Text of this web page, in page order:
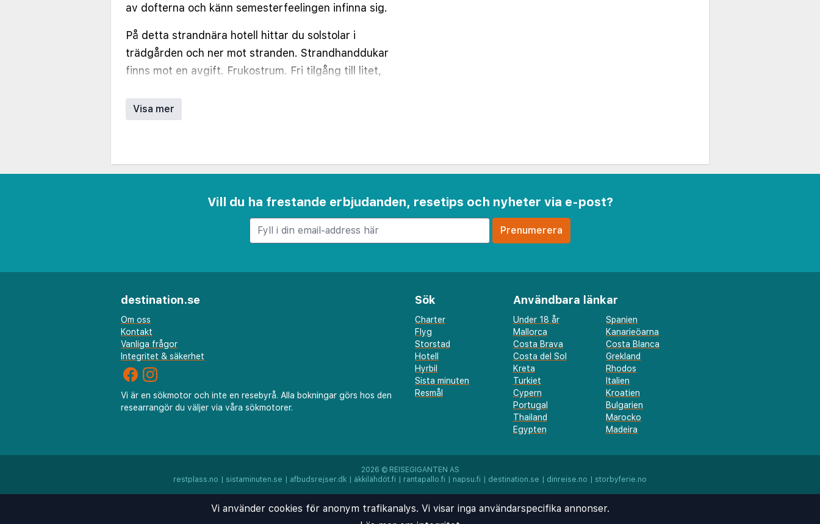
av dofterna och känn semesterfeelingen infinna sig.
På detta strandnära hotell hittar du solstolar i
trädgården och ner mot stranden. Strandhanddukar
finns mot en avgift. Frukostrum. Fri tilgång till litet,
Visa mer
Vill du ha frestande erbjudanden, resetips och nyheter via e-post?
destination.se
Om oss
Kontakt
Vanliga frågor
Integritet & säkerhet
Vi är en sökmotor och inte en resebyrå. Alla bokningar görs hos den
researrangör du väljer via våra sökmotorer.
Sök
Charter
Flyg
Storstad
Hotell
Hyrbil
Sista minuten
Resmål
Användbara länkar
Under 18 år
Spanien
Mallorca
Kanarieöarna
Costa Brava
Costa Blanca
Costa del Sol
Grekland
Kreta
Rhodos
Turkiet
Italien
Cypern
Kroatien
Portugal
Bulgarien
Thailand
Marocko
Egypten
Madeira
2026 © REISEGIGANTEN AS
restplass.no | sistaminuten.se | afbudsrejser.dk | äkkilähdöt.fi | rantapallo.fi | napsu.fi | destination.se | dinreise.no | storbyferie.no
Vi använder cookies för anonym trafikanalys. Vi visar inga användarspecifika annonser.